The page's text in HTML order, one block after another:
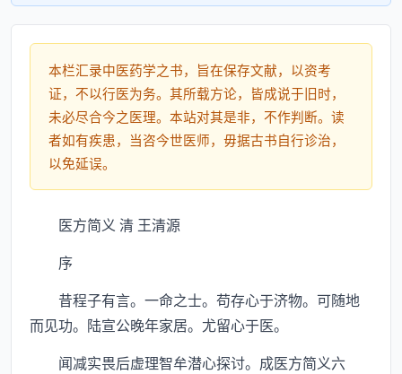
本栏汇录中医药学之书，旨在保存文献，以资考
证，不以行医为务。其所载方论，皆成说于旧时，
未必尽合今之医理。本站对其是非，不作判断。读
者如有疾患，当咨今世医师，毋据古书自行诊治，
以免延误。
医方简义 清 王清源
序
昔程子有言。一命之士。苟存心于济物。可随地
而见功。陆宣公晚年家居。尤留心于医。
闻减实畏后虚理智牟潜心探讨。成医方简义六